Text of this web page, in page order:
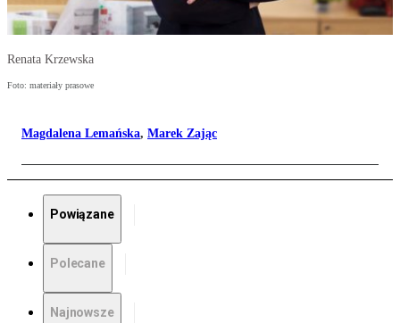
Renata Krzewska
Foto: materiały prasowe
Magdalena Lemańska, Marek Zając
Powiązane
Polecane
Najnowsze